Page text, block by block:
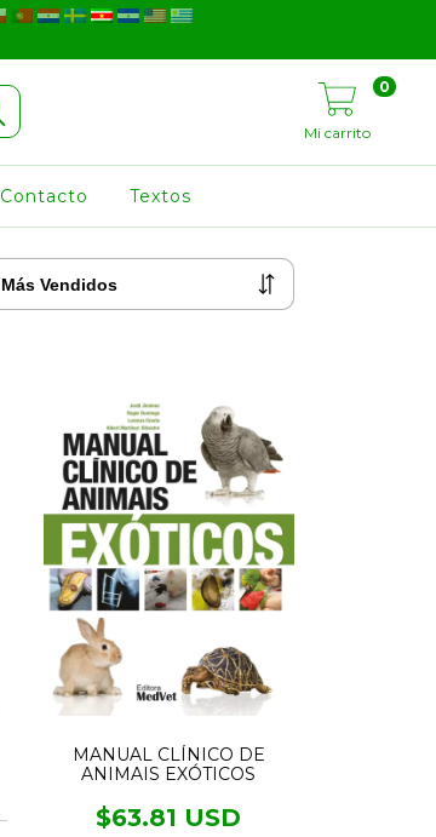
Mi carrito
0
Contacto Textos
MANUAL CLÍNICO DE
ANIMAIS EXÓTICOS
$63.81 USD